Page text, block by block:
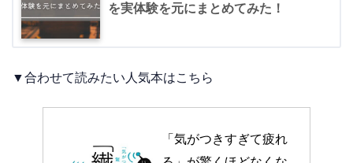
を実体験を元にまとめてみた！
▼合わせて読みたい人気本はこちら
「気がつきすぎて疲れ